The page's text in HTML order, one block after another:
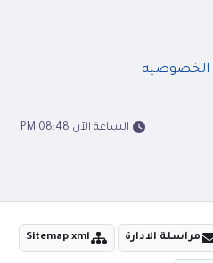
الساعة الآن 08:48 PM
مراسلة الادارة Sitemap xml